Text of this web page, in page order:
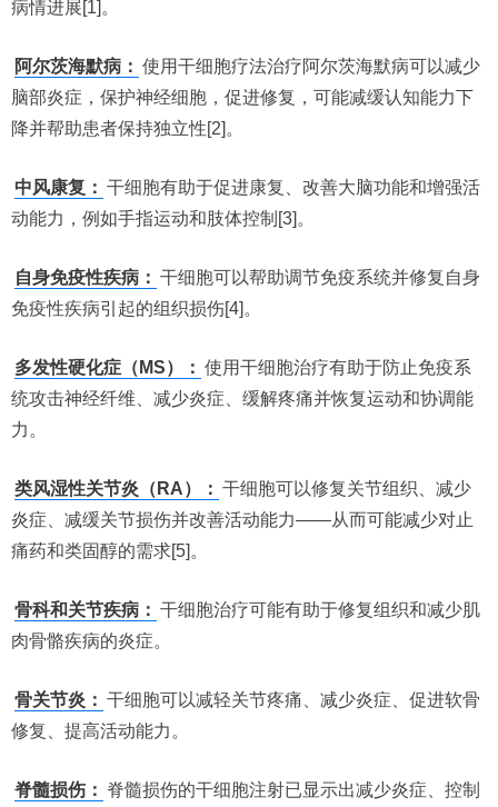
病情进展[1]。
阿尔茨海默病： 使用干细胞疗法治疗阿尔茨海默病可以减少
脑部炎症，保护神经细胞，促进修复，可能减缓认知能力下
降并帮助患者保持独立性[2]。
中风康复： 干细胞有助于促进康复、改善大脑功能和增强活
动能力，例如手指运动和肢体控制[3]。
自身免疫性疾病： 干细胞可以帮助调节免疫系统并修复自身
免疫性疾病引起的组织损伤[4]。
多发性硬化症（MS）： 使用干细胞治疗有助于防止免疫系
统攻击神经纤维、减少炎症、缓解疼痛并恢复运动和协调能
力。
类风湿性关节炎（RA）： 干细胞可以修复关节组织、减少
炎症、减缓关节损伤并改善活动能力——从而可能减少对止
痛药和类固醇的需求[5]。
骨科和关节疾病： 干细胞治疗可能有助于修复组织和减少肌
肉骨骼疾病的炎症。
骨关节炎： 干细胞可以减轻关节疼痛、减少炎症、促进软骨
修复、提高活动能力。
脊髓损伤： 脊髓损伤的干细胞注射已显示出减少炎症、控制